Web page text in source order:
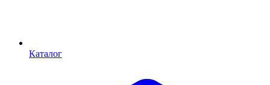
Каталог